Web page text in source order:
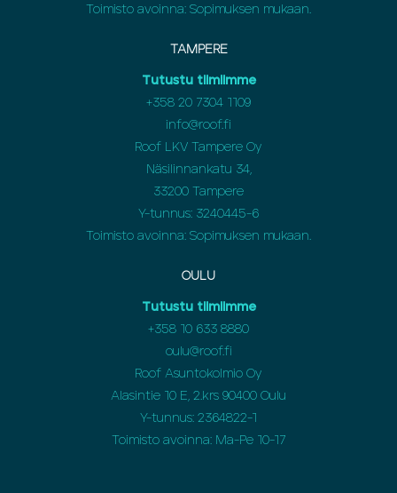
Toimisto avoinna: Sopimuksen mukaan.
TAMPERE
Tutustu tiimiimme
+358 20 7304 1109
info@roof.fi
Roof LKV Tampere Oy
Näsilinnankatu 34,
33200 Tampere
Y-tunnus: 3240445-6
Toimisto avoinna: Sopimuksen mukaan.
OULU
Tutustu tiimiimme
+358 10 633 8880
oulu@roof.fi
Roof Asuntokolmio Oy
Alasintie 10 E, 2.krs 90400 Oulu
Y-tunnus: 2364822-1
Toimisto avoinna: Ma-Pe 10-17